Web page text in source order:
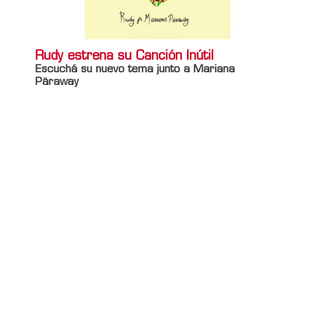
Rudy estrena su Canción Inútil
Escuchá su nuevo tema junto a Mariana
Päraway